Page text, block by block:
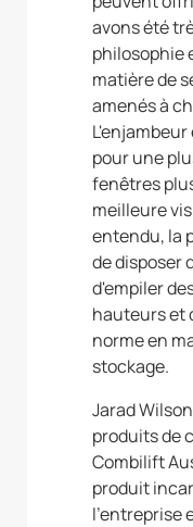
avons été
philosophie
matière de
amenés à
pour une
fenêtres
meilleure
entendu, la
de disposer
d'empiler
hauteurs et
norme en
stockage.
Jarad
produits de
Combilift
produit
l'entreprise